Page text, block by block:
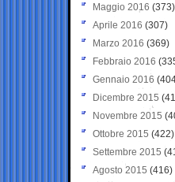
Maggio 2016 (373)
Aprile 2016 (307)
Marzo 2016 (369)
Febbraio 2016
Gennaio 2016
Dicembre 2015
Novembre 2015
Ottobre 2015 (422)
Settembre 2015
Agosto 2015 (416)